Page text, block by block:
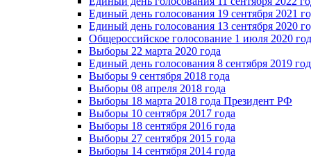
Единый день голосования 19 сентября 2021
Единый день голосования 13 сентября 2020
Общероссийское голосование 1 июля 2020
Выборы 22 марта 2020 года
Единый день голосования 8 сентября 2019
Выборы 9 сентября 2018 года
Выборы 08 апреля 2018 года
Выборы 18 марта 2018 года Президент РФ
Выборы 10 сентября 2017 года
Выборы 18 сентября 2016 года
Выборы 27 сентября 2015 года
Выборы 14 сентября 2014 года